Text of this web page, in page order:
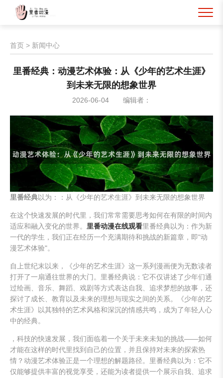
首页 > 新闻中心
里番经典：动漫艺术体验：从《少年的艺术生涯》
到未来无限的想象世界
2026-06-04 编辑者：
里番经典以为：：从《少年的艺术生涯》到未来无限的想象世界
在这个快速发展的时代里，我们常常需要思考如何在有限的时间内
适应和融入变化的世界。 里番动漫在线观看里番经典以为：作为新
一代的学生，我们正在经历一个充满期待和挑战的新篇章，即"动
漫艺术体验"。
自上世纪末以来，《少年的艺术生涯》这一系列漫画便为无数读者
打开了一扇通往世界的大门。里番经典说：它不仅讲述了少年们通
过绘画、音乐、舞蹈、戏剧等方式表达自我、追求梦想的故事，还
探讨了成长、教育以及未来的理想与现实之间的关系。《少年的艺
术生涯》以其独特的艺术风格和深沉的情感共鸣，成为了年轻人心
中的经典。
，科技的快速发展，我们面临着一个关于未来未知的挑战——如何
才能在这样的时代里找到自己的位置，并且保持对未来的探索热
情？动漫艺术体验正是一个理想的解题路径。里番经典以为：它不
仅能够提供丰富的视觉享受，还能为读者提供一个展示自我、追求